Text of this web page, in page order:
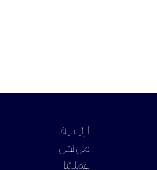
الرئيسية
من نحن
عملائنا